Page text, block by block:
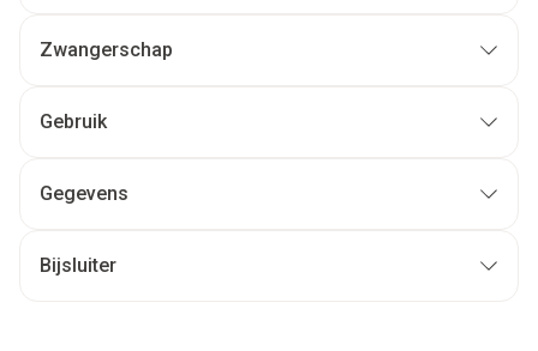
Zwangerschap
Gebruik
Gegevens
Bijsluiter